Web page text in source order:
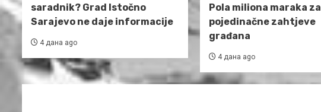
saradnik? Grad Istočno
Sarajevo ne daje informacije
4 дана ago
Pola miliona maraka za
pojedinačne zahtjeve
građana
4 дана ago